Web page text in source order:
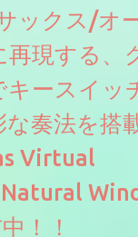
ックス/オ
再現する、
キースイッ
な奏法を搭
Virtual
！！